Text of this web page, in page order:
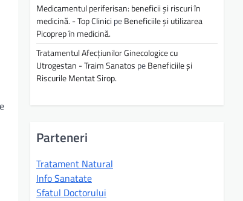
Medicamentul periferisan: beneficii și riscuri în
medicină. - Top Clinici peBeneficiile și utilizarea
Picoprep în medicină.
Tratamentul Afecțiunilor Ginecologice cu
Utrogestan - Traim Sanatos peBeneficiile și
Riscurile Mentat Sirop.
Parteneri
Tratament Natural
Info Sanatate
Sfatul Doctorului